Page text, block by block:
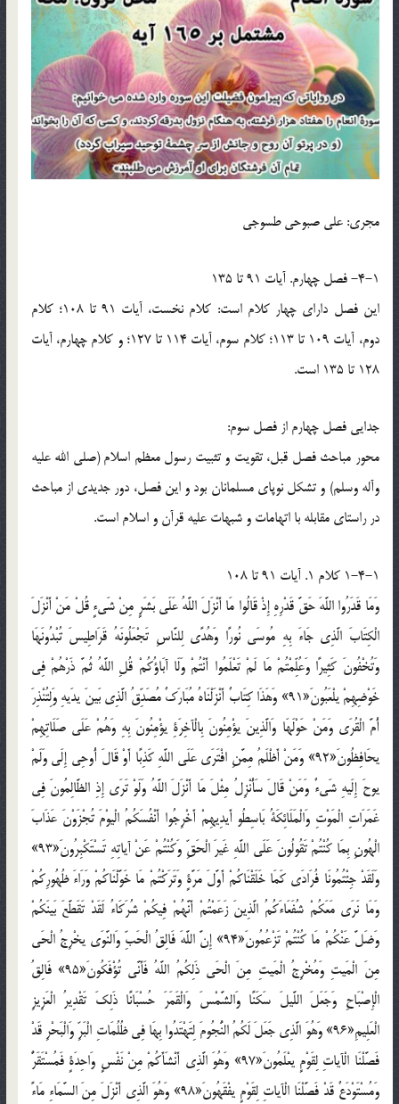
مجري: علي صبوحي طسوجي
4-1- فصل چهارم. آيات 91 تا 135
اين فصل داراي چهار کلام است: کلام نخست، آيات 91 تا 108؛ کلام
دوم، آيات 109 تا 113؛ کلام سوم، آيات 114 تا 127؛ و کلام چهارم، آيات
128 تا 135 است.
جدايي فصل چهارم از فصل سوم:
محور مباحث فصل قبل، تقويت و تثبيت رسول معظم اسلام (صلي الله عليه
وآله وسلم) و تشکل نوپاي مسلمانان بود و اين فصل، دور جديدي از مباحث
در راستاي مقابله با اتهامات و شبهات عليه قرآن و اسلام است.
1-4-1 کلام 1. آيات 91 تا 108
وَمَا قَدَرُوا اللَّهَ حَقَّ قَدْرِهِ إِذْ قَالُوا مَا أَنْزَلَ اللَّهُ عَلَى بَشَرٍ مِنْ شَيءٍ قُلْ مَنْ أَنْزَلَ
الْكِتَابَ الَّذِي جَاءَ بِهِ مُوسَى نُورًا وَهُدًى لِلنَّاسِ تَجْعَلُونَهُ قَرَاطِيسَ تُبْدُونَهَا
وَتُخْفُونَ كَثِيرًا وَعُلِّمْتُمْ مَا لَمْ تَعْلَمُوا أَنْتُمْ وَلَا آبَاؤُكُمْ قُلِ اللَّهُ ثُمَّ ذَرْهُمْ فِي
خَوْضِهِمْ يلْعَبُونَ«91» وَهَذَا كِتَابٌ أَنْزَلْنَاهُ مُبَارَكٌ مُصَدِّقُ الَّذِي بَينَ يدَيهِ وَلِتُنْذِرَ
أُمَّ الْقُرَى وَمَنْ حَوْلَهَا وَالَّذِينَ يؤْمِنُونَ بِالْآخِرَةِ يؤْمِنُونَ بِهِ وَهُمْ عَلَى صَلَاتِهِمْ
يحَافِظُونَ«92» وَمَنْ أَظْلَمُ مِمَّنِ افْتَرَى عَلَى اللَّهِ كَذِبًا أَوْ قَالَ أُوحِي إِلَي وَلَمْ
يوحَ إِلَيهِ شَيءٌ وَمَنْ قَالَ سَأُنْزِلُ مِثْلَ مَا أَنْزَلَ اللَّهُ وَلَوْ تَرَى إِذِ الظَّالِمُونَ فِي
غَمَرَاتِ الْمَوْتِ وَالْمَلَائِكَةُ بَاسِطُو أَيدِيهِمْ أَخْرِجُوا أَنْفُسَكُمُ الْيوْمَ تُجْزَوْنَ عَذَابَ
الْهُونِ بِمَا كُنْتُمْ تَقُولُونَ عَلَى اللَّهِ غَيرَ الْحَقِّ وَكُنْتُمْ عَنْ آياتِهِ تَسْتَكْبِرُونَ«93»
وَلَقَدْ جِئْتُمُونَا فُرَادَى كَمَا خَلَقْنَاكُمْ أَوَّلَ مَرَّةٍ وَتَرَكْتُمْ مَا خَوَّلْنَاكُمْ وَرَاءَ ظُهُورِكُمْ
وَمَا نَرَى مَعَكُمْ شُفَعَاءَكُمُ الَّذِينَ زَعَمْتُمْ أَنَّهُمْ فِيكُمْ شُرَكَاءُ لَقَدْ تَقَطَّعَ بَينَكُمْ
وَضَلَّ عَنْكُمْ مَا كُنْتُمْ تَزْعُمُونَ«94» إِنَّ اللَّهَ فَالِقُ الْحَبِّ وَالنَّوَى يخْرِجُ الْحَي
مِنَ الْمَيتِ وَمُخْرِجُ الْمَيتِ مِنَ الْحَي ذَلِكُمُ اللَّهُ فَأَنَّى تُؤْفَكُونَ«95» فَالِقُ
الْإِصْبَاحِ وَجَعَلَ اللَّيلَ سَكَنًا وَالشَّمْسَ وَالْقَمَرَ حُسْبَانًا ذَلِكَ تَقْدِيرُ الْعَزِيزِ
الْعَلِيمِ«96» وَهُوَ الَّذِي جَعَلَ لَكُمُ النُّجُومَ لِتَهْتَدُوا بِهَا فِي ظُلُمَاتِ الْبَرِّ وَالْبَحْرِ قَدْ
فَصَّلْنَا الْآياتِ لِقَوْمٍ يعْلَمُونَ«97» وَهُوَ الَّذِي أَنْشَأَكُمْ مِنْ نَفْسٍ وَاحِدَةٍ فَمُسْتَقَرٌّ
وَمُسْتَوْدَعٌ قَدْ فَصَّلْنَا الْآياتِ لِقَوْمٍ يفْقَهُونَ«98» وَهُوَ الَّذِي أَنْزَلَ مِنَ السَّمَاءِ مَاءً